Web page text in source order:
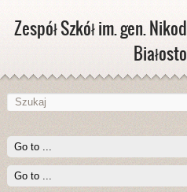
Zespół Szkół im. gen.